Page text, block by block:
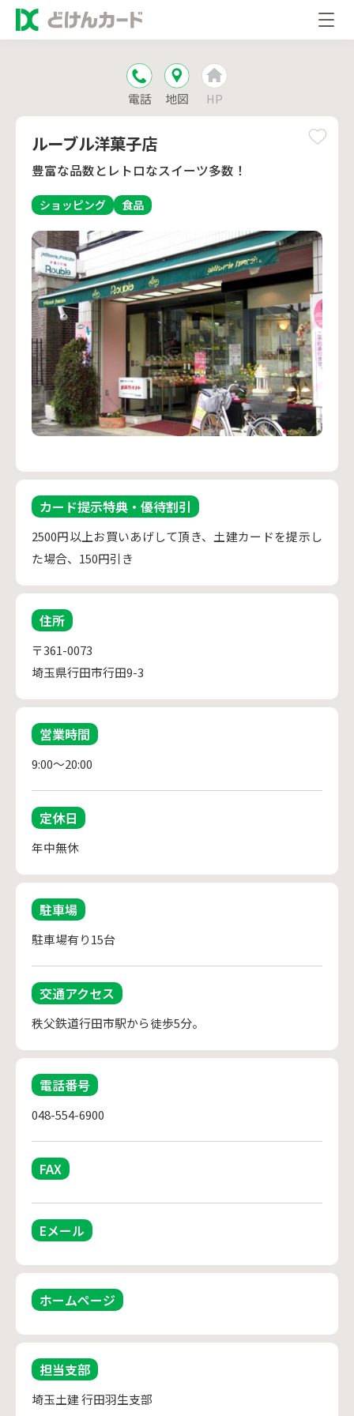
電話 地図 HP
ルーブル洋菓子店
豊富な品数とレトロなスイーツ多数！
ショッピング 食品
カード提示特典・優待割引
2500円以上お買いあげして頂き、土建カードを提示し
た場合、150円引き
住所
〒361-0073
埼玉県行田市行田9-3
営業時間
9:00～20:00
定休日
年中無休
駐車場
駐車場有り15台
交通アクセス
秩父鉄道行田市駅から徒歩5分。
電話番号
048-554-6900
FAX
Eメール
ホームページ
担当支部
埼玉土建 行田羽生支部